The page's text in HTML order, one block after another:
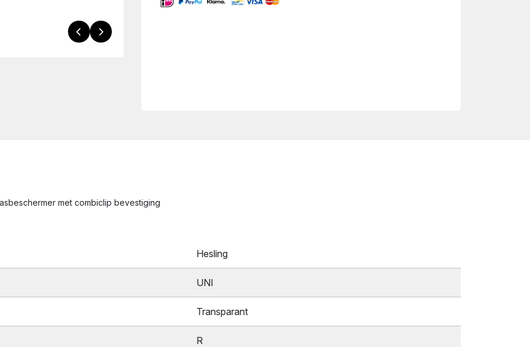
met combiclip bevestiging
Hesling
UNI
Transparant
R